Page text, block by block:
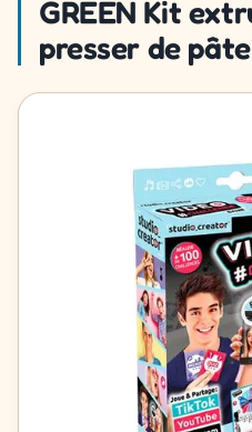
GREEN Kit
presser de